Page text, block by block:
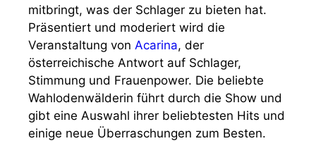
mitbringt, was der Schlager zu bieten hat.
Präsentiert und moderiert wird die
Veranstaltung von Acarina, der
österreichische Antwort auf Schlager,
Stimmung und Frauenpower. Die beliebte
Wahlodenwälderin führt durch die Show und
gibt eine Auswahl ihrer beliebtesten Hits und
einige neue Überraschungen zum Besten.